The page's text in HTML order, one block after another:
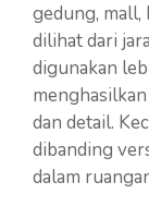
gedung, mall,
dilihat dari
digunakan
dan detail.
dibanding
dalam